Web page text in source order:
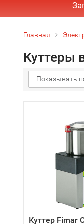
Главная
Куттеры
Показывать
Куттер Fimar